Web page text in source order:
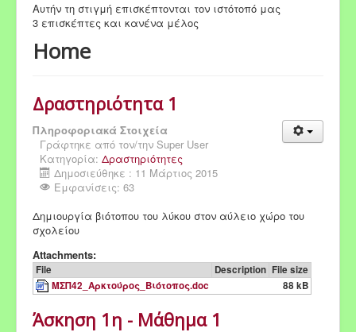
Αυτήν τη στιγμή επισκέπτονται τον ιστότοπό μας
3 επισκέπτες και κανένα μέλος
Home
Δραστηριότητα 1
Πληροφοριακά Στοιχεία
Γράφτηκε από τον/την Super User
Κατηγορία: Δραστηριότητες
Δημοσιεύθηκε : 11 Μάρτιος 2015
Εμφανίσεις: 63
Δημιουργία βιότοπου του λύκου στον αύλειο χώρο του
σχολείου
Attachments:
File Description File size
ΜΣΠ42_Αρκτούρος_Βιότοπος.doc
88 kB
Άσκηση 1η - Μάθημα 1